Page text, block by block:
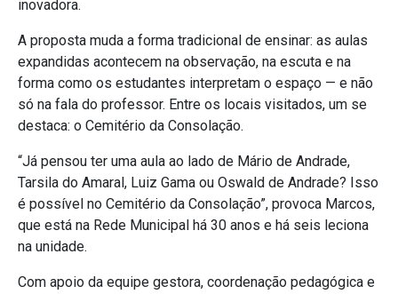
inovadora.
A proposta muda a forma tradicional de ensinar: as aulas
expandidas acontecem na observação, na escuta e na
forma como os estudantes interpretam o espaço — e não
só na fala do professor. Entre os locais visitados, um se
destaca: o Cemitério da Consolação.
“Já pensou ter uma aula ao lado de Mário de Andrade,
Tarsila do Amaral, Luiz Gama ou Oswald de Andrade? Isso
é possível no Cemitério da Consolação”, provoca Marcos,
que está na Rede Municipal há 30 anos e há seis leciona
na unidade.
Com apoio da equipe gestora, coordenação pedagógica e